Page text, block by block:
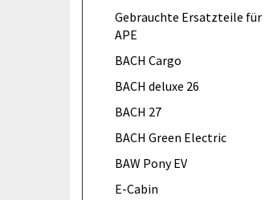
Gebrauchte Ersatzteile für
APE
BACH Cargo
BACH deluxe 26
BACH 27
BACH Green Electric
BAW Pony EV
E-Cabin